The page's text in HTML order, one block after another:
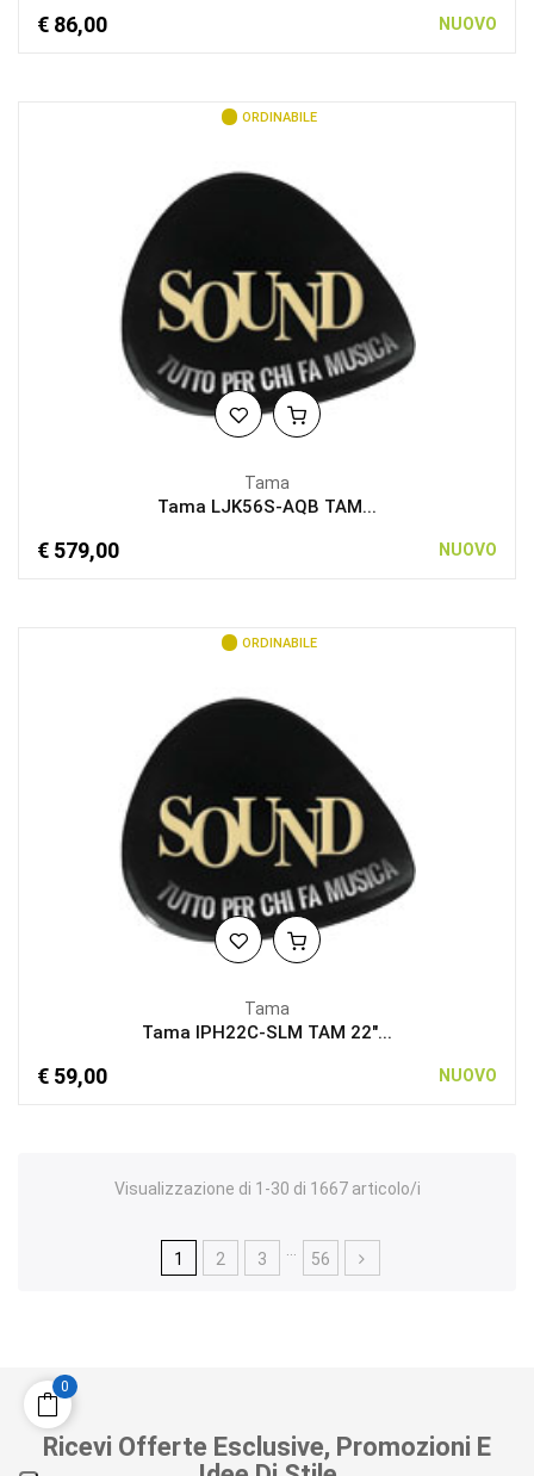
€ 86,00 NUOVO
ORDINABILE
Tama
Tama LJK56S-AQB TAM...
€ 579,00 NUOVO
ORDINABILE
Tama
Tama IPH22C-SLM TAM 22"...
€ 59,00 NUOVO
Visualizzazione di 1-30 di 1667 articolo/i
1 2 3 56
Ricevi Offerte Esclusive, Promozioni E
0